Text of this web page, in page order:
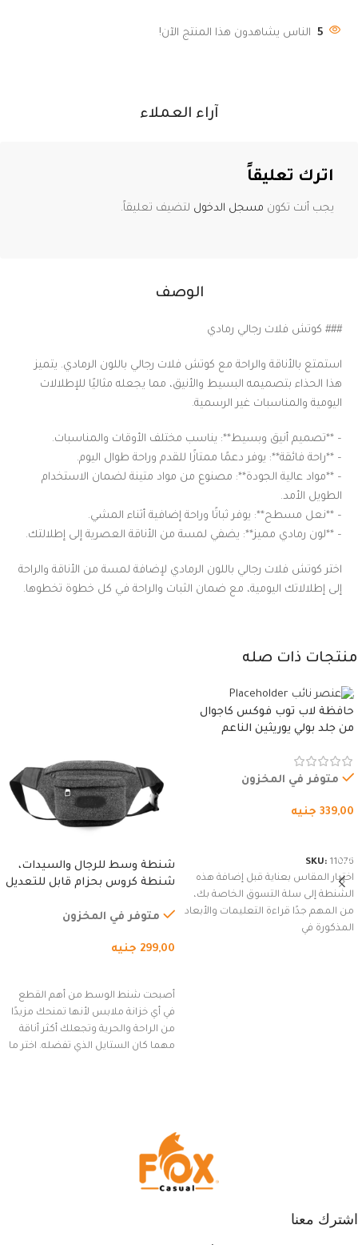
5 الناس يشاهدون هذا المنتج الآن!
الوصف
### كوتش فلات رجالي رمادي
استمتع بالأناقة والراحة مع كوتش فلات رجالي باللون الرمادي. يتميز
هذا الحذاء بتصميمه البسيط والأنيق، مما يجعله مثاليًا للإطلالات
اليومية والمناسبات غير الرسمية.
– **تصميم أنيق وبسيط**: يناسب مختلف الأوقات والمناسبات.
– **راحة فائقة**: يوفر دعمًا ممتازًا للقدم وراحة طوال اليوم.
– **مواد عالية الجودة**: مصنوع من مواد متينة لضمان الاستخدام
الطويل الأمد.
– **نعل مسطح**: يوفر ثباتًا وراحة إضافية أثناء المشي.
– **لون رمادي مميز**: يضفي لمسة من الأناقة العصرية إلى إطلالتك.
اختر كوتش فلات رجالي باللون الرمادي لإضافة لمسة من الأناقة والراحة
إلى إطلالاتك اليومية، مع ضمان الثبات والراحة في كل خطوة تخطوها.
آراء العملاء
اترك تعليقاً
يجب أنت تكون مسجل الدخول لتضيف تعليقاً.
منتجات ذات صله
حافظة لاب توب فوكس كاجوال
من جلد بولي يوريثين الناعم
وسوستة.
متوفر في المخزون
339,00 جنيه
SKU: 11076
اختيار المقاس بعناية قبل إضافة هذه
الشنطة إلى سلة التسوق الخاصة بك،
من المهم جدًا قراءة التعليمات والأبعاد
المذكورة في
شنطة وسط للرجال والسيدات،
شنطة كروس بحزام قابل للتعديل
السفر، الجري العادي، المشي
(رمادي)
متوفر في المخزون
299,00 جنيه
أصبحت شنط الوسط من أهم القطع
في أي خزانة ملابس لأنها تمنحك مزيدًا
من الراحة والحرية وتجعلك أكثر أناقة
مهما كان الستايل الذي تفضله. اختر ما
اشترك معنا